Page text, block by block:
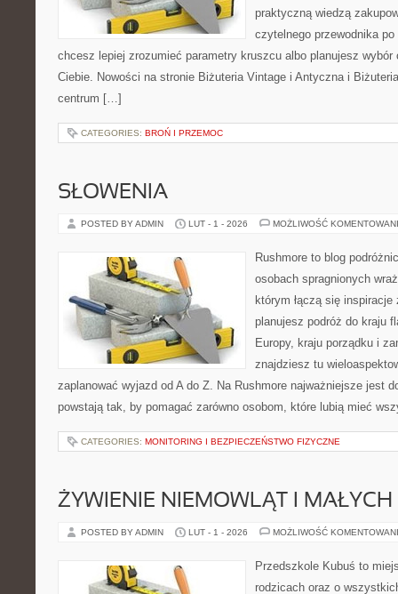
praktyczną wiedzą
czytelnego przewodnika
chcesz lepiej zrozumieć parametry kruszcu albo planujesz
Ciebie. Nowości na stronie Biżuteria Vintage i Antyczna i
centrum […]
CATEGORIES: BROŃ I PRZEMOC
SŁOWENIA
POSTED BY ADMIN LUT - 1 - 2026 MOŻLIWOŚĆ
Rushmore to blog
osobach spragnionych
którym łączą się
planujesz podróż do kraju
Europy, kraju porządku i
znajdziesz tu
zaplanować wyjazd od A do Z. Na Rushmore najważniejsze jest
powstają tak, by pomagać zarówno osobom, które lubią mieć
CATEGORIES: MONITORING I BEZPIECZEŃSTWO FIZYCZNE
ŻYWIENIE NIEMOWLĄT I MAŁYCH
POSTED BY ADMIN LUT - 1 - 2026 MOŻLIWOŚĆ
Przedszkole Kubuś to
rodzicach oraz o